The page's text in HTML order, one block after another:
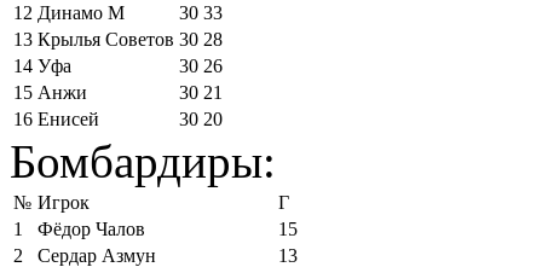
12 Динамо М 30 33
13 Крылья Советов 30 28
14 Уфа 30 26
15 Анжи 30 21
16 Енисей 30 20
Бомбардиры:
№ Игрок
Г
1
Фёдор Чалов
15
2
Сердар Азмун
13